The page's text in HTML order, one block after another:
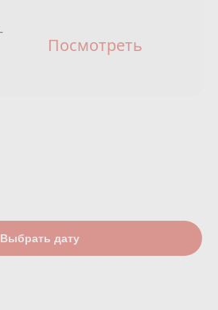
Посмотреть
Выбрать дату